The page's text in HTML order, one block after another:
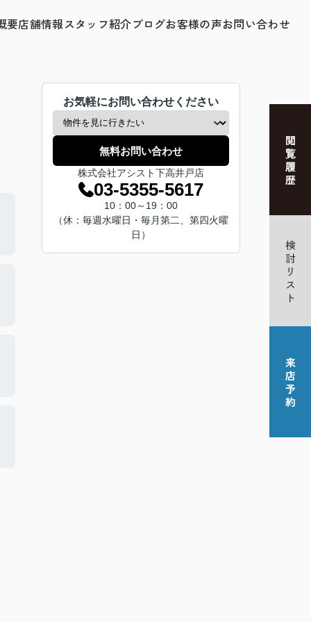
要店舗情報スタッフ紹介ブログお客様の声お問い合わせ
お気軽にお問い合わせください
無料お問い合わせ
株式会社アシスト下高井戸店
03-5355-5617
10：00～19：00
（休：毎週水曜日・毎月第二、第四火曜
日）